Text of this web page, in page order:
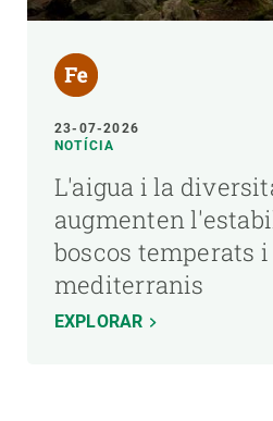
23-07-2026
NOTÍCIA
L'aigua i la
augmenten
boscos temperats
mediterranis
EXPLORAR